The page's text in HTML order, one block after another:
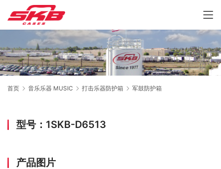
首页 音乐乐器 MUSIC 打击乐器防护箱 军鼓防护箱
型号：1SKB-D6513
产品图片